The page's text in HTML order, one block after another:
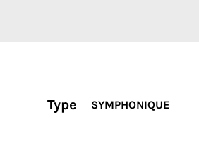
Type SYMPHONIQUE